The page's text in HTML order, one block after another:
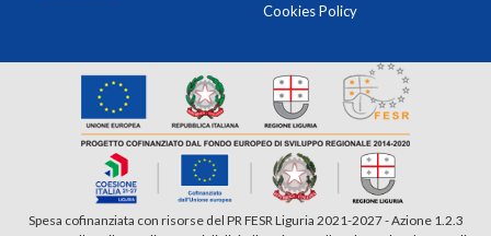
Cookies Policy
Spesa cofinanziata con risorse del PR FESR Liguria 2021-2027 - Azione 1.2.3